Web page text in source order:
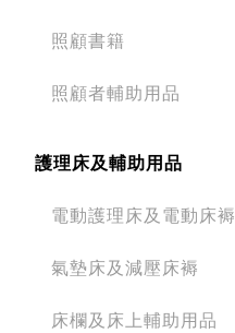
照顧書籍
照顧者輔助用品
護理床及輔助用品
電動護理床及電動床褥
氣墊床及減壓床褥
床欄及床上輔助用品